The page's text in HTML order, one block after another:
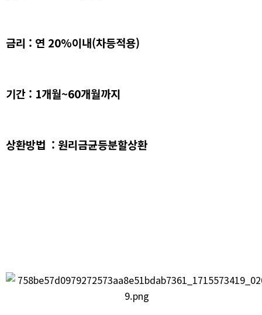
금리 : 연 20%이내(차등적용)
기간 : 1개월~60개월까지
상환방법 : 원리금균등분할상환